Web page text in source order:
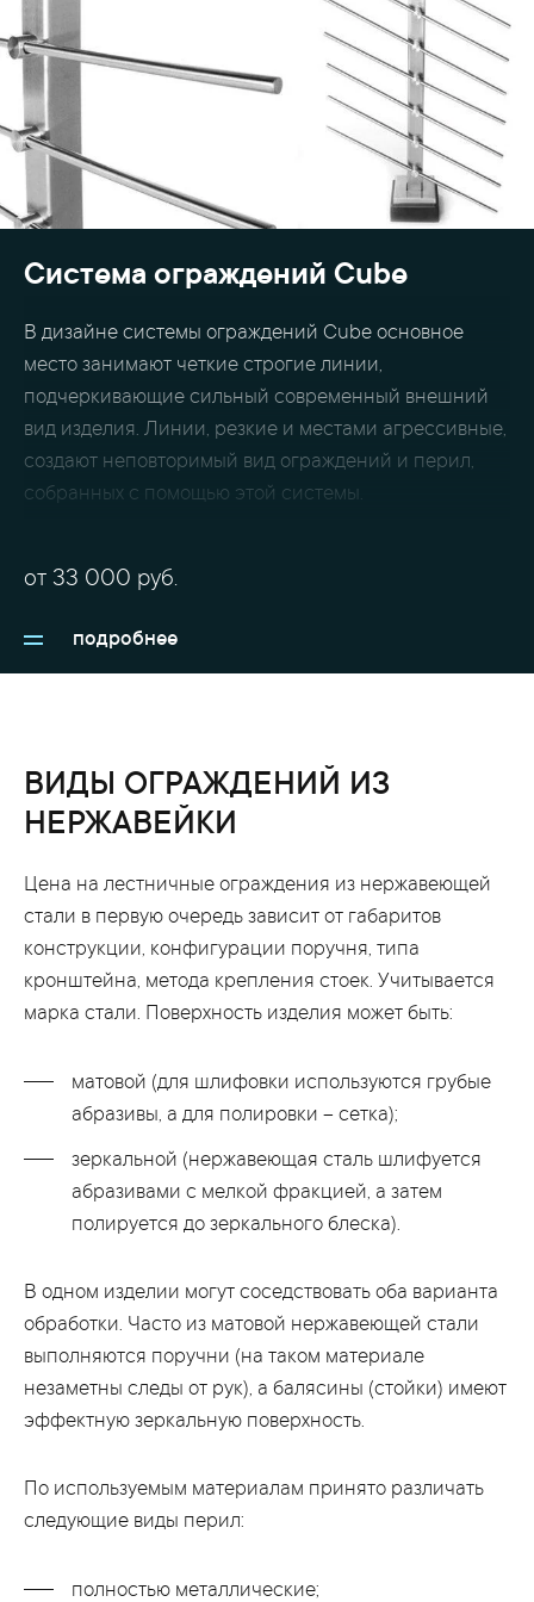
Система ограждений Cube
В дизайне системы ограждений Cube основное
место занимают четкие строгие линии,
подчеркивающие сильный современный внешний
вид изделия. Линии, резкие и местами агрессивные,
создают неповторимый вид ограждений и перил,
собранных с помощью этой системы.
установке в помещении, так и отдельно на улице.
нержавейки, они прослужат очень долгое время,
сохраняя свой превосходный внешний вид даже в
от 33 000 руб.
подробнее
ВИДЫ ОГРАЖДЕНИЙ ИЗ
НЕРЖАВЕЙКИ
Цена на лестничные ограждения из нержавеющей
стали в первую очередь зависит от габаритов
конструкции, конфигурации поручня, типа
кронштейна, метода крепления стоек. Учитывается
марка стали. Поверхность изделия может быть:
матовой (для шлифовки используются грубые
абразивы, а для полировки – сетка);
зеркальной (нержавеющая сталь шлифуется
абразивами с мелкой фракцией, а затем
полируется до зеркального блеска).
В одном изделии могут соседствовать оба варианта
обработки. Часто из матовой нержавеющей стали
выполняются поручни (на таком материале
незаметны следы от рук), а балясины (стойки) имеют
эффектную зеркальную поверхность.
По используемым материалам принято различать
следующие виды перил:
полностью металлические;